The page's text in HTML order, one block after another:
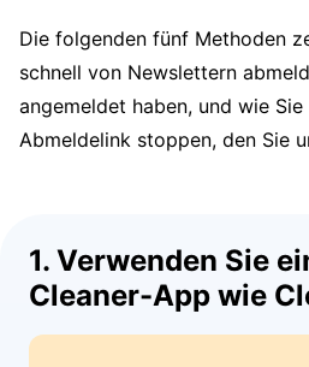
Die folgenden fünf Methoden
schnell von Newslettern
angemeldet haben, und wie Sie
Abmeldelink stoppen, den Sie
1. Verwenden Sie
Cleaner-App wie